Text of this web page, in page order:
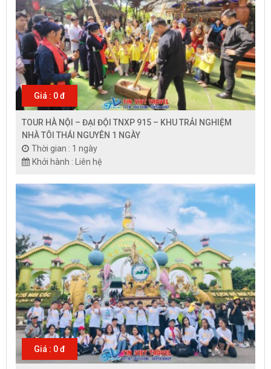
Giá : 0 đ
TOUR HÀ NỘI – ĐẠI ĐỘI TNXP 915 – KHU TRẢI NGHIỆM
NHÀ TÔI THÁI NGUYÊN 1 NGÀY
Thời gian : 1 ngày
Khởi hành : Liên hệ
Giá : 0 đ